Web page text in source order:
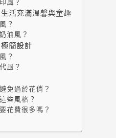
風？
活充滿溫馨與童趣
？
油風？
簡設計
？
風？
免過於花俏？
些風格？
花費很多嗎？